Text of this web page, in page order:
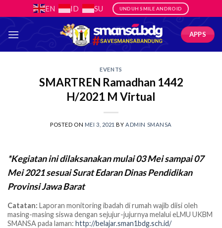
to
content
EN ID SU UNDUH SMILE ANDROID
APPS
EVENTS
SMARTREN Ramadhan 1442
H/2021 M Virtual
POSTED ON MEI 3, 2021 BY ADMIN SMANSA
*Kegiatan ini dilaksanakan mulai 03 Mei sampai 07
Mei 2021 sesuai Surat Edaran Dinas Pendidikan
Provinsi Jawa Barat
Catatan: Laporan monitoring ibadah di rumah wajib diisi oleh
masing-masing siswa dengan sejujur-jujurnya melalui eLMU UKBM
SMANSA pada laman: http://belajar.sman1bdg.sch.id/